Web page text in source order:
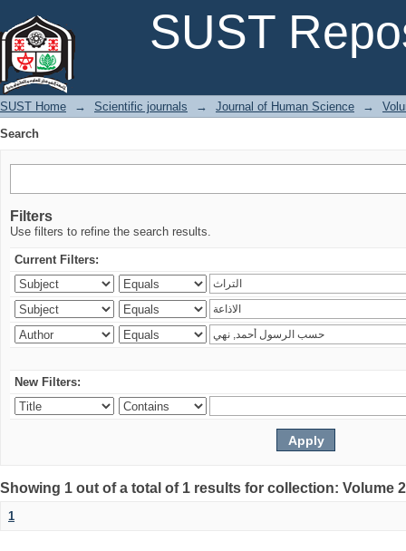
SUST
SUST Home → Scientific journals → Journal of Human Science →
Search
Filters
Use filters to refine the search results.
Current Filters:
New Filters:
Showing 1 out of a total of 1 results for collection: Volume
1